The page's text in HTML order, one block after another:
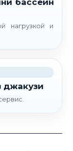
нагрузкой и
джакузи